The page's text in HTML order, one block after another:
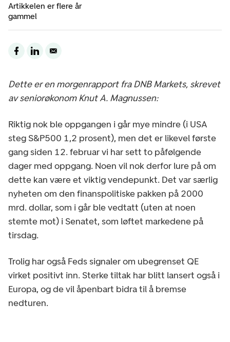
Artikkelen er flere år
gammel
Dette er en morgenrapport fra DNB Markets, skrevet
av seniorøkonom Knut A. Magnussen:
Riktig nok ble oppgangen i går mye mindre (i USA
steg S&P500 1,2 prosent), men det er likevel første
gang siden 12. februar vi har sett to påfølgende
dager med oppgang. Noen vil nok derfor lure på om
dette kan være et viktig vendepunkt. Det var særlig
nyheten om den finanspolitiske pakken på 2000
mrd. dollar, som i går ble vedtatt (uten at noen
stemte mot) i Senatet, som løftet markedene på
tirsdag.
Trolig har også Feds signaler om ubegrenset QE
virket positivt inn. Sterke tiltak har blitt lansert også i
Europa, og de vil åpenbart bidra til å bremse
nedturen.